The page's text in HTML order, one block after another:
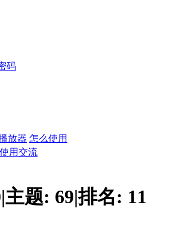
码
放器 怎么使用
用交流
|主题: 69|排名: 11